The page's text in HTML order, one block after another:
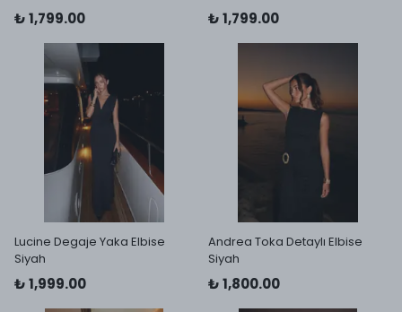
₺ 1,799.00 ₺ 1,799.00
Lucine Degaje Yaka Elbise
Siyah
₺ 1,999.00
Andrea Toka Detaylı Elbise
Siyah
₺ 1,800.00